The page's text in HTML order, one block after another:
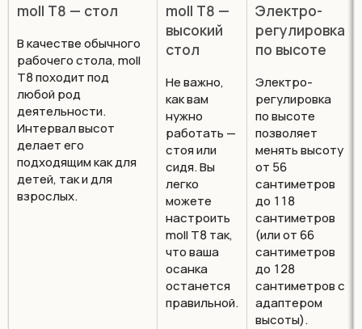
moll T8 — стол
В качестве обычного
рабочего стола, moll
T8 походит под
любой род
деятельности.
Интервал высот
делает его
подходящим как для
детей, так и для
взрослых.
moll T8 —
высокий
стол
Не важно,
как вам
нужно
работать —
стоя или
сидя. Вы
легко
можете
настроить
moll T8 так,
что ваша
осанка
останется
правильной.
Электро-
регулировка
по высоте
Электро-
регулировка
по высоте
позволяет
менять высоту
от 56
сантиметров
до 118
сантиметров
(или от 66
сантиметров
до 128
сантиметров с
адаптером
высоты).